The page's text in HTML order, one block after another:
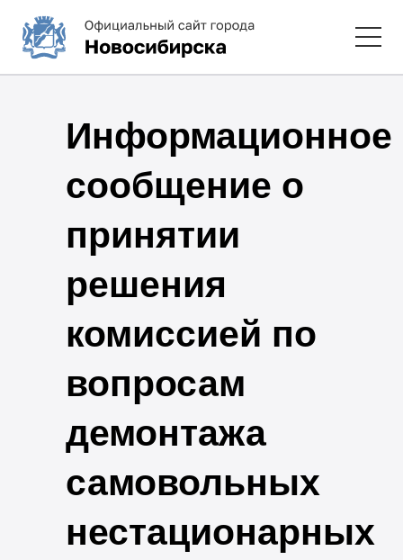
Информационное
сообщение о
принятии
решения
комиссией по
вопросам
демонтажа
самовольных
нестационарных